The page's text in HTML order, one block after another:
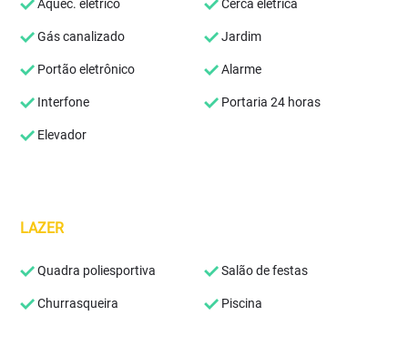
Aquec. elétrico Cerca elétrica
Gás canalizado Jardim
Portão eletrônico Alarme
Interfone Portaria 24 horas
Elevador
LAZER
Quadra poliesportiva Salão de festas
Churrasqueira Piscina